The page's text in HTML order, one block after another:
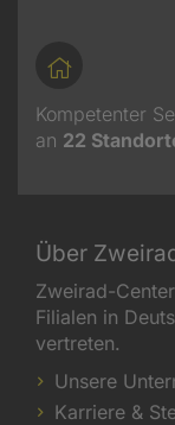
Kompetenter
an 22
Über
Zweirad-
Filialen in
vertreten.
Unsere
Karriere &